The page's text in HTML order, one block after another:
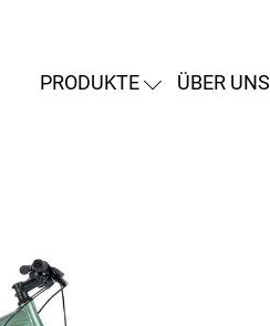
PRODUKTE ÜBER UNS